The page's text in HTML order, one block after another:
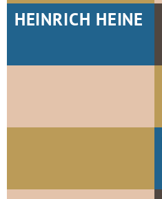
HEINRICH HEINE